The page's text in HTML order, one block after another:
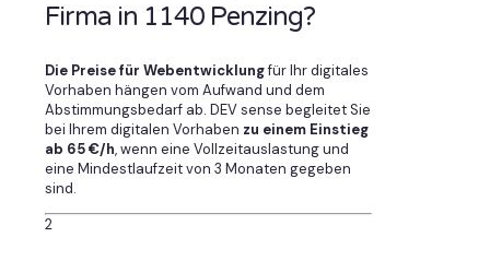
Firma in 1140 Penzing?
Die Preise für Webentwicklungfür Ihr digitales
Vorhaben hängen vom Aufwand und dem
Abstimmungsbedarf ab. DEV sense begleitet Sie
bei Ihrem digitalen Vorhaben zu einem Einstieg
ab 65 €/h, wenn eine Vollzeitauslastung und
eine Mindestlaufzeit von 3 Monaten gegeben
sind.
2